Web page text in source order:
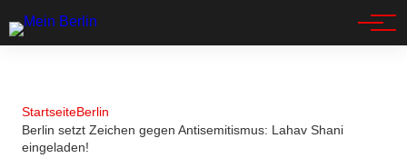
StartseiteBerlin
Berlin setzt Zeichen gegen Antisemitismus: Lahav Shani
eingeladen!